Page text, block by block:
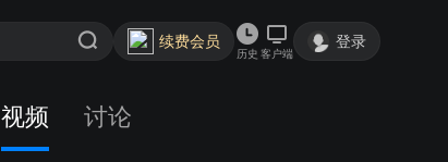
续费会员
历史 客户端
登录
视频 讨论